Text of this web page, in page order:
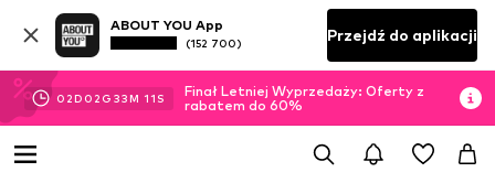
ABOUT YOU App
(152 700) Przejdź do aplikacji
02D 02 G 33M 11 S
Finał Letniej Wyprzedaży: Oferty z
rabatem do 60%